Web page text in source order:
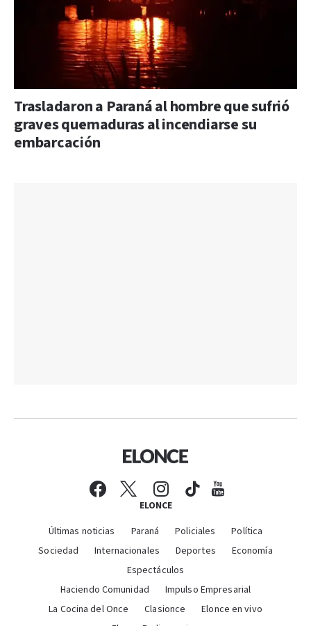
Trasladaron a Paraná al hombre que sufrió
graves quemaduras al incendiarse su
embarcación
ELONCE
Últimas noticias Paraná Policiales
Política
Sociedad
Internacionales Deportes
Economía
Espectáculos
Haciendo Comunidad
Impulso Empresarial
La Cocina del Once
Clasionce
Elonce en vivo